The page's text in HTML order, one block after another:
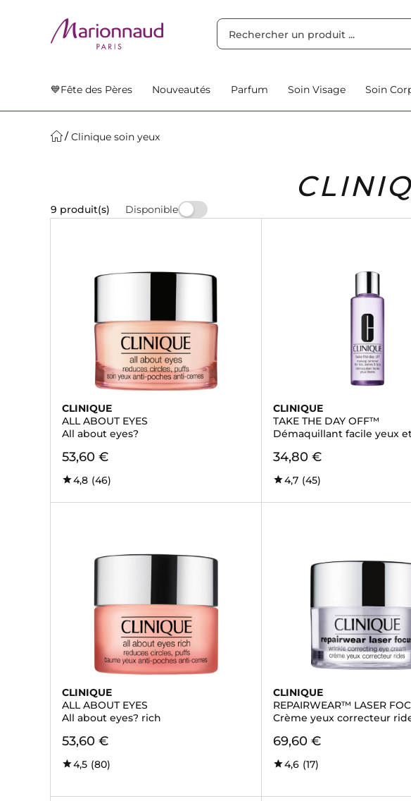
💙Fête des Pères Nouveautés Parfum Soin Visage Soin
Clinique soin yeux
9 produit(s) Disponible
CLINIQUE
ALL ABOUT EYES
All about eyes?
53,60 €
4,8 (46)
CLINIQUE
TAKE THE DAY OFF™
Démaquillant facile yeux
34,80 €
4,7 (45)
CLINIQUE
ALL ABOUT EYES
All about eyes? rich
53,60 €
4,5 (80)
CLINIQUE
REPAIRWEAR™ LASER
Crème yeux correcteur
69,60 €
4,6 (17)